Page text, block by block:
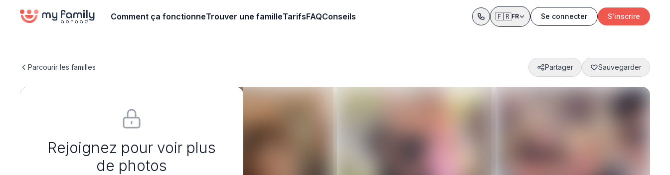
Comment ça fonctionneTrouver une familleTarifsFAQConseils 🇫🇷FR Se connecter S'inscrire
Parcourir les familles Partager Sauvegarder
Rejoignez pour voir plus
de photos